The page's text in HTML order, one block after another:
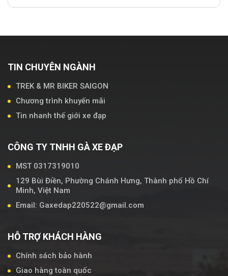
TIN CHUYÊN NGÀNH
TREK & MR BIKER SAIGON
Chương trình khuyến mãi
Tin nhanh thế giới xe đạp
CÔNG TY TNHH GÀ XE ĐẠP
MST 0317319010
129 Bùi Điền, Phường Chánh Hưng, Thành phố Hồ Chí
Minh, Việt Nam
Email: Gaxedap220522@gmail.com
HỖ TRỢ KHÁCH HÀNG
Chính sách bảo hành
Giao hàng toàn quốc